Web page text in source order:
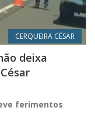
CERQUEIRA CÉSAR
deixa
ferimentos